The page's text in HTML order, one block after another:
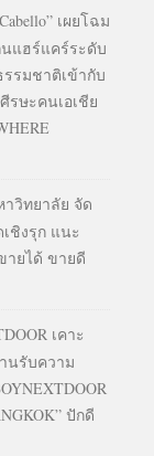
เผยโฉม
นแฮร์แคร์ระดับ
รมชาติเข้ากับ
รษะคนเอเชีย
วิทยาลัย จัด
ชิงรุก แนะ
ายได้ ขายดี
เคาะ
นรับความ
ปักดี